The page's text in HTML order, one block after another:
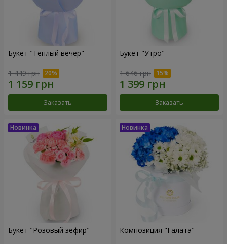
Букет "Теплый вечер"
1 449 грн
Заказать
Букет "Утро"
1 646 грн
Заказать
Букет "Розовый зефир" Композиция "Галата"